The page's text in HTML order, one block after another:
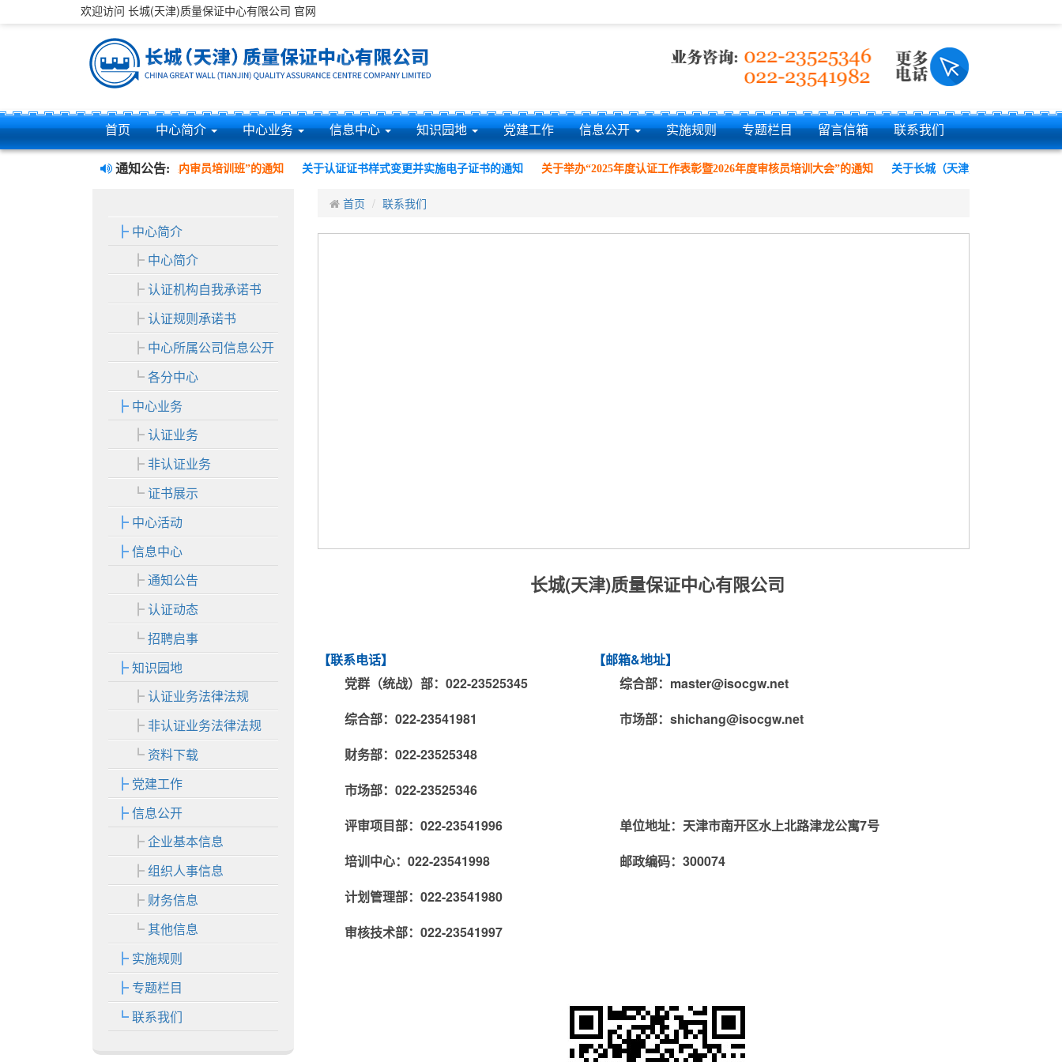
欢迎访问 长城(天津)质量保证中心有限公司 官网
首页 中心简介 中心业务 信息中心 知识园地 党建工作 信息公开 实施规则 专题栏目 留言信箱 联系我们
通知公告:
环境、职业健康安全管理三体系内审员培训班”的通知 关于认证证书样式变更并实施电子证书的通知 关于举办“2025年度认证工作表彰暨2026年度审核员培训大会”的通知 关于长城（天津）质量保证中心有
中心简介
中心简介
认证机构自我承诺书
认证规则承诺书
中心所属公司信息公开
各分中心
中心业务
认证业务
非认证业务
证书展示
中心活动
信息中心
通知公告
认证动态
招聘启事
知识园地
认证业务法律法规
非认证业务法律法规
资料下载
党建工作
信息公开
企业基本信息
组织人事信息
财务信息
其他信息
实施规则
专题栏目
联系我们
首页 联系我们
长城(天津)质量保证中心有限公司
【联系电话】 【邮箱&地址】
党群（统战）部：022-23525345
综合部：022-23541981
财务部：022-23525348
市场部：022-23525346
评审项目部：022-23541996
培训中心：022-23541998
计划管理部：022-23541980
审核技术部：022-23541997
综合部： master@isocgw.net
市场部：shichang@isocgw.net
单位地址：天津市南开区水上北路津龙公寓7号
邮政编码：300074